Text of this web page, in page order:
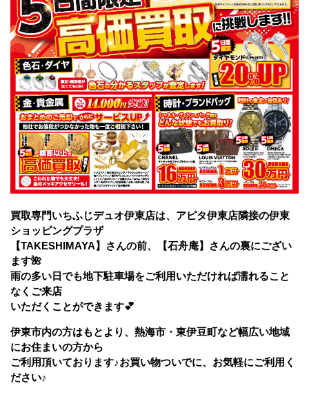
買取専門いちふじデュオ伊東店は、アピタ伊東店隣接の伊東
ショッピングプラザ
【TAKESHIMAYA】さんの前、【石舟庵】さんの裏にござい
ます🌺
雨の多い日でも地下駐車場をご利用いただければ濡れること
なくご来店
いただくことができます💕
伊東市内の方はもとより、熱海市・東伊豆町など幅広い地域
にお住まいの方から
ご利用頂いております♪お買い物ついでに、お気軽にご利用く
ださい♪